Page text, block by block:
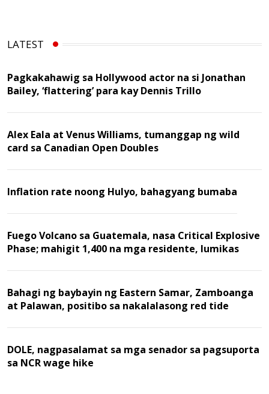
LATEST
Pagkakahawig sa Hollywood actor na si Jonathan
Bailey, ‘flattering’ para kay Dennis Trillo
Alex Eala at Venus Williams, tumanggap ng wild
card sa Canadian Open Doubles
Inflation rate noong Hulyo, bahagyang bumaba
Fuego Volcano sa Guatemala, nasa Critical Explosive
Phase; mahigit 1,400 na mga residente, lumikas
Bahagi ng baybayin ng Eastern Samar, Zamboanga
at Palawan, positibo sa nakalalasong red tide
DOLE, nagpasalamat sa mga senador sa pagsuporta
sa NCR wage hike